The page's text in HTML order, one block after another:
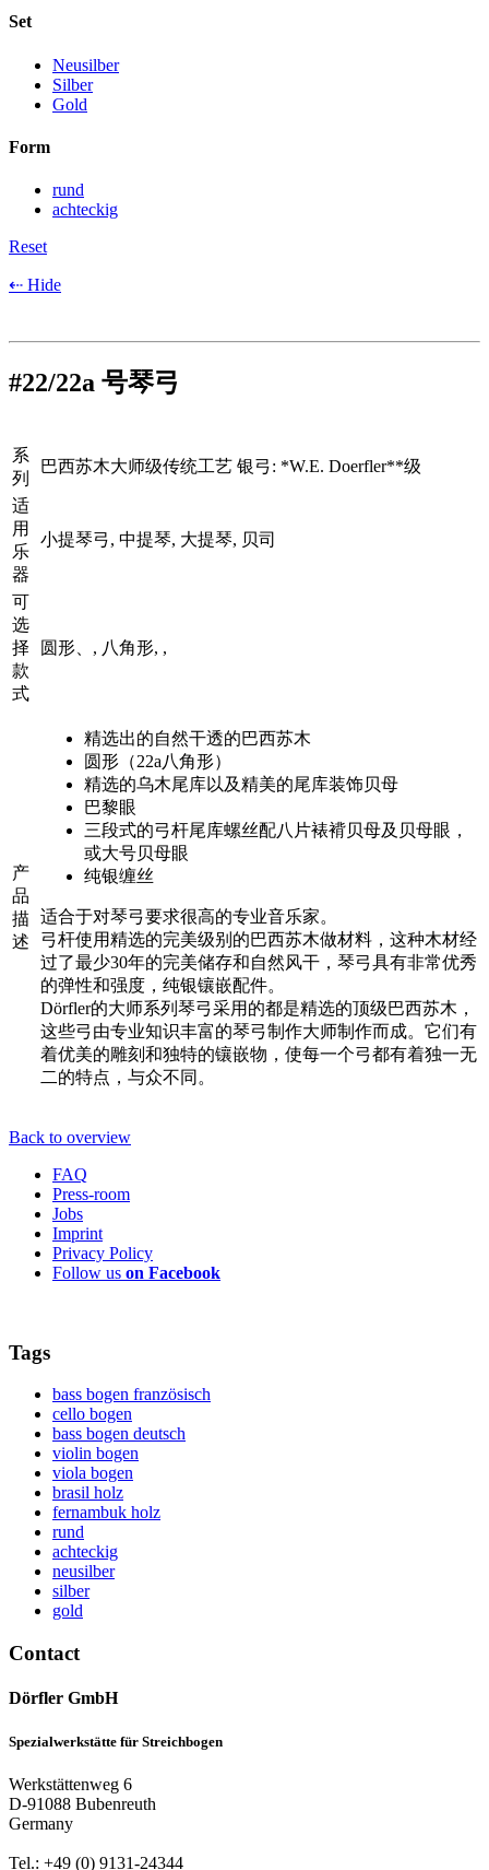
Set
Neusilber
Silber
Gold
Form
rund
achteckig
Reset
⇠ Hide
#22/22a 号琴弓
系
列
巴西苏木大师级传统工艺 银弓: *W.E. Doerfler**级
适
用
乐
器
小提琴弓, 中提琴, 大提琴, 贝司
可
选
择
款
式
圆形、, 八角形, ,
产
品
描
述
精选出的自然干透的巴西苏木
圆形（22a八角形）
精选的乌木尾库以及精美的尾库装饰贝母
巴黎眼
三段式的弓杆尾库螺丝配八片裱褙贝母及贝母眼，
或大号贝母眼
纯银缠丝
适合于对琴弓要求很高的专业音乐家。
弓杆使用精选的完美级别的巴西苏木做材料，这种木材经
过了最少30年的完美储存和自然风干，琴弓具有非常优秀
的弹性和强度，纯银镶嵌配件。
Dörfler的大师系列琴弓采用的都是精选的顶级巴西苏木，
这些弓由专业知识丰富的琴弓制作大师制作而成。它们有
着优美的雕刻和独特的镶嵌物，使每一个弓都有着独一无
二的特点，与众不同。
Back to overview
FAQ
Press-room
Jobs
Imprint
Privacy Policy
Follow us on Facebook
Tags
bass bogen französisch
cello bogen
bass bogen deutsch
violin bogen
viola bogen
brasil holz
fernambuk holz
rund
achteckig
neusilber
silber
gold
Contact
Dörfler GmbH
Spezialwerkstätte für Streichbogen
Werkstättenweg 6
D-91088 Bubenreuth
Germany
Tel.: +49 (0) 9131-24344